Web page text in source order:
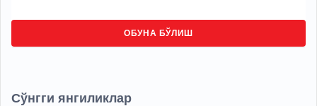
ОБУНА БЎЛИШ
Сўнгги янгиликлар